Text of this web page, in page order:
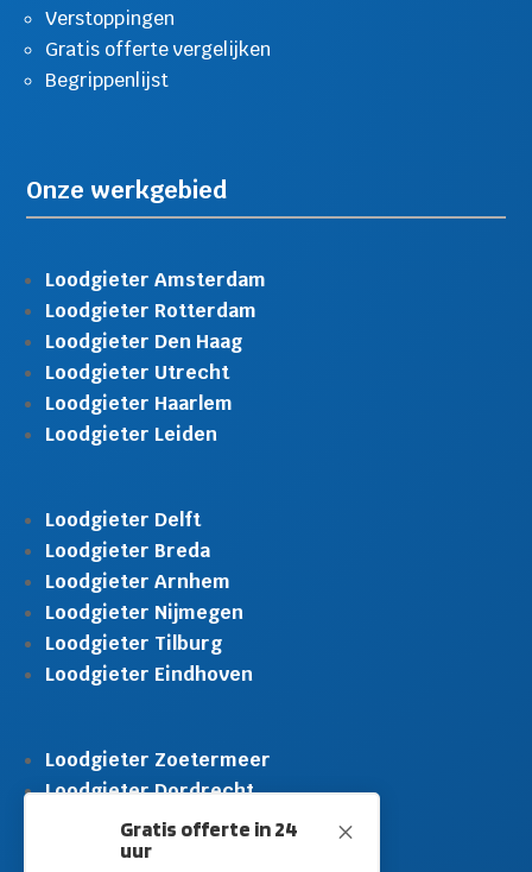
M
Gratis offerte in 24
uur
Verstoppingen
Gratis offerte vergelijken
Begrippenlijst
Onze werkgebied
Loodgieter Amsterdam
Loodgieter Rotterdam
Loodgieter Den Haag
Loodgieter Utrecht
Loodgieter Haarlem
Loodgieter Leiden
Loodgieter Delft
Loodgieter Breda
Loodgieter Arnhem
Loodgieter Nijmegen
Loodgieter Tilburg
Loodgieter Eindhoven
Loodgieter Zoetermeer
Loodgieter Dordrecht
Loodgieter Rijswijk
Loodgieter Schiedam